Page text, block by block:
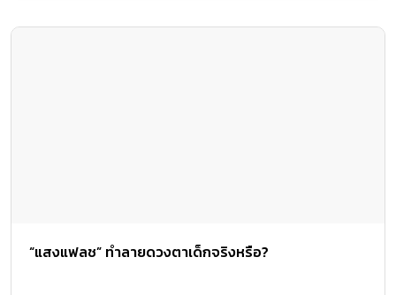
“แสงแฟลช” ทำลายดวงตาเด็กจริงหรือ?